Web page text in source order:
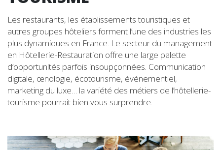
Les restaurants, les établissements touristiques et
autres groupes hôteliers forment l’une des industries les
plus dynamiques en France. Le secteur du management
en Hôtellerie-Restauration offre une large palette
d’opportunités parfois insoupçonnées. Communication
digitale, œnologie, écotourisme, événementiel,
marketing du luxe… la variété des métiers de l’hôtellerie-
tourisme pourrait bien vous surprendre.